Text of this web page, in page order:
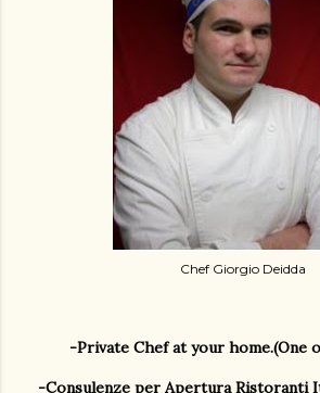
Chef Giorgio Deidda
-Private Chef at your home.(One
-Consulenze per Apertura Ristoranti